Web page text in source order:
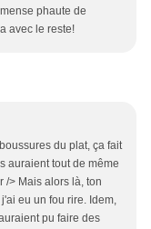
phaute de
avec le reste!
du plat, ça fait
auraient tout de même
/> Mais alors là, ton
eu un fou rire. Idem,
pu faire des